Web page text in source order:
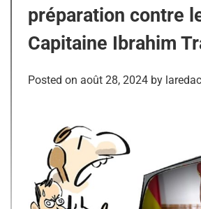
préparation contre
Capitaine Ibrahim
Posted on août 28, 2024 by